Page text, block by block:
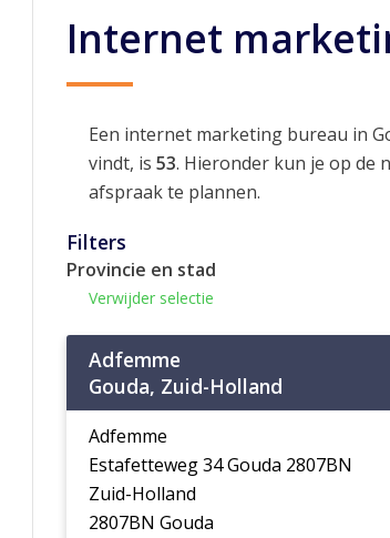
Internet
Een internet marketing bureau in
vindt, is 53. Hieronder kun je op de
afspraak te plannen.
Filters
Provincie en stad
Verwijder selectie
Adfemme
Gouda, Zuid-Holland
Adfemme
Estafetteweg 34 Gouda 2807BN
Zuid-Holland
2807BN Gouda